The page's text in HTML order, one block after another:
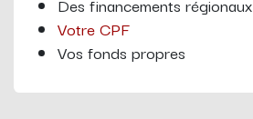
Votre CPF
Vos fonds propres